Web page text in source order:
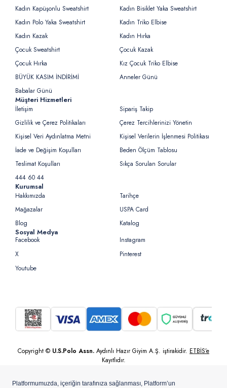
Kadın Kapüşonlu Sweatshirt
Kadın Bisiklet Yaka Sweatshirt
Kadın Polo Yaka Sweatshirt
Kadın Triko Elbise
Kadın Kazak
Kadın Hırka
Çocuk Sweatshirt
Çocuk Kazak
Çocuk Hırka
Kız Çocuk Triko Elbise
BÜYÜK KASIM İNDİRİMİ
Anneler Günü
Babalar Günü
Müşteri Hizmetleri
İletişim
Sipariş Takip
Gizlilik ve Çerez Politikaları
Çerez Tercihlerinizi Yönetin
Kişisel Veri Aydınlatma Metni
Kişisel Verilerin İşlenmesi Politikası
İade ve Değişim Koşulları
Beden Ölçüm Tablosu
Teslimat Koşulları
Sıkça Sorulan Sorular
444 60 44
Kurumsal
Hakkımızda
Tarihçe
Mağazalar
USPA Card
Blog
Katalog
Sosyal Medya
Facebook
Instagram
X
Pinterest
Youtube
Copyright © U.S.Polo Assn. Aydınlı Hazır Giyim A.Ş. iştirakidir. ETBİS’e
Kayıtlıdır.